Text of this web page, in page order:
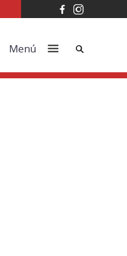
Menú Cerca